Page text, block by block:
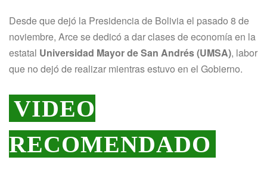
Desde que dejó la Presidencia de Bolivia el pasado 8 de
noviembre, Arce se dedicó a dar clases de economía en la
estatal Universidad Mayor de San Andrés (UMSA), labor
que no dejó de realizar mientras estuvo en el Gobierno.
VIDEO
RECOMENDADO